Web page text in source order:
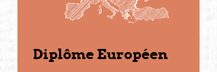
Diplôme Européen